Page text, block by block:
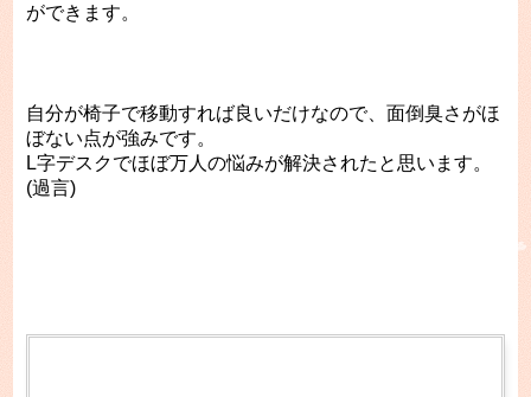
ができます。
自分が椅子で移動すれば良いだけなので、面倒臭さがほ
ぼない点が強みです。
L字デスクでほぼ万人の悩みが解決されたと思います。
(過言)